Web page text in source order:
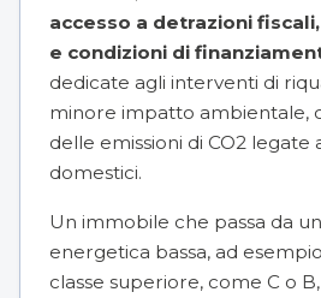
accesso a detrazioni
e condizioni di
dedicate agli interventi di
minore impatto ambientale,
delle emissioni di CO2 legate
domestici.
Un immobile che passa da
energetica bassa, ad
classe superiore, come C o